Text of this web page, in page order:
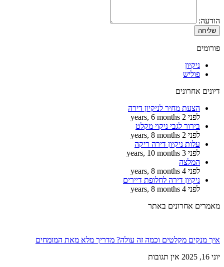
הודעה:
שליחה
פורומים
ניקיון
פוליש
דיונים אחרונים
הצעת מחיר לניקיון דירה
לפני 2 years, 6 months
בירור לגבי ניקוי מקלט
לפני 2 years, 8 months
עלות ניקיון דירה ריקה
לפני 3 years, 10 months
המלצה
לפני 4 years, 8 months
ניקיון דירה לחלופת דיירים
לפני 4 years, 8 months
מאמרים אחרונים באתר
איך מנקים מקלטים וכמה זה עולה? מדריך מלא מאת המומחים
יוני 16, 2025
אין תגובות